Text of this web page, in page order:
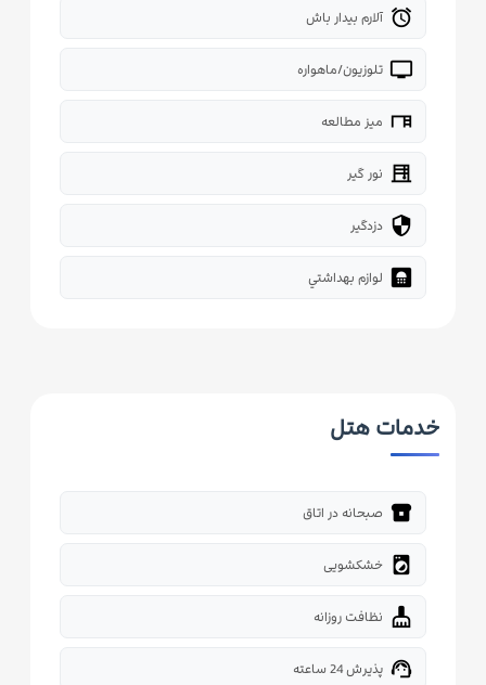
alarm آلارم بیدار باش
tv تلوزیون/ماهواره
desk میز مطالعه
blinds نور گیر
security دزدگیر
bathroom لوازم بهداشتي
خدمات هتل
breakfast_dining صبحانه در اتاق
local_laundry_service خشکشویی
cleaning_services نظافت روزانه
support_agent پذیرش 24 ساعته